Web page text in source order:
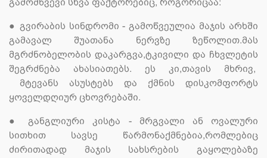
გამომწვევი სხვა ფაქტორებიც, როგორიცაა:
● გვირაბის სინდრომი - გამოწვეულია მაჯის არხში
გამავალ შუათანა ნერვზე ზეწოლით.მას
მგრძნობელობის დაკარგვა,ტკივილი და ჩხვლეტის
შეგრძნება ახასიათებს. ეს კი,თავის მხრივ,
მტევანს ასუსტებს და ქმნის დისკომფორტს
ყოველდღიურ ცხოვრებაში.
●
განგლიური კისტა - მრგვალი ან ოვალური
სითხით სავსე წარმონაქმნებია,რომლებიც
ძირითადად მაჯის სახსრების გაყოლებაზე